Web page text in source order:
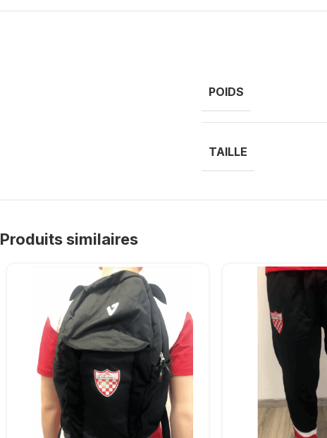
POIDS
TAILLE
Produits similaires